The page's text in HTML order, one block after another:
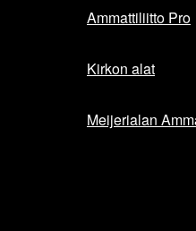
Ammattiliitto Pro
Kirkon alat
Meijerialan